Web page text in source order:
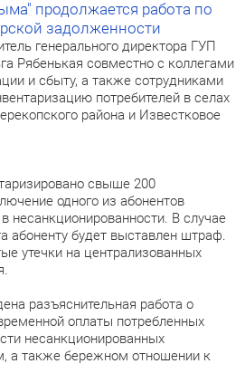
продолжается работа по
задолженности
генерального директора ГУП
Рябенькая совместно с коллегами
и сбыту, а также сотрудниками
потребителей в селах
района и Известковое
свыше 200
одного из абонентов
несанкционированности. В случае
абоненту будет выставлен штраф.
утечки на централизованных
разъяснительная работа о
оплаты потребленных
несанкционированных
а также бережном отношении к